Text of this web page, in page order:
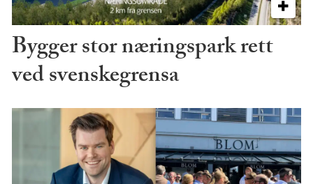
Bygger stor næringspark rett
ved svenskegrensa